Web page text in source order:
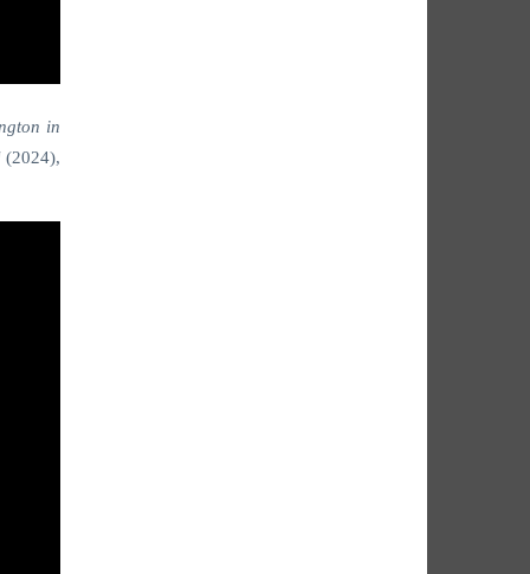
in
(2024),